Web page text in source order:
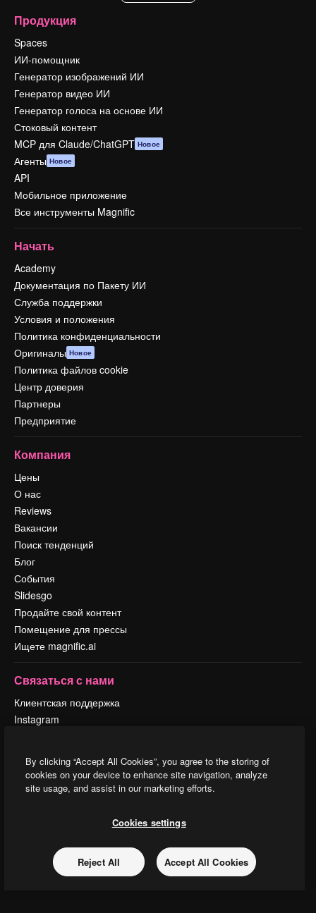
Продукция
Spaces
ИИ-помощник
Генератор изображений ИИ
Генератор видео ИИ
Генератор голоса на основе ИИ
Стоковый контент
MCP для Claude/ChatGPT Новое
Агенты Новое
API
Мобильное приложение
Все инструменты Magnific
Начать
Academy
Документация по Пакету ИИ
Служба поддержки
Условия и положения
Политика конфиденциальности
Оригиналы Новое
Политика файлов cookie
Центр доверия
Партнеры
Предприятие
Компания
Цены
О нас
Reviews
Вакансии
Поиск тенденций
Блог
События
Slidesgo
Продайте свой контент
Помещение для прессы
Ищете magnific.ai
Связаться с нами
Клиентская поддержка
Instagram
TikTok
Discord
Copyright © 2010- Freepik Company S.L.U. Все права защищены
By clicking “Accept All Cookies”, you agree to the storing of
cookies on your device to enhance site navigation, analyze
site usage, and assist in our marketing efforts.
Cookies settings
Reject All Accept All Cookies